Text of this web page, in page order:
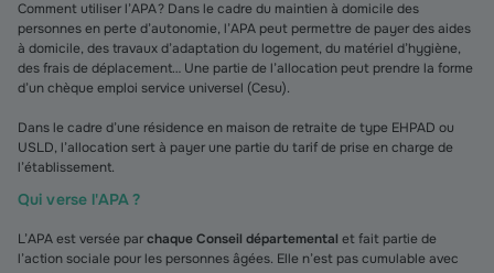
Comment utiliser l’APA ? Dans le cadre du maintien à domicile des
personnes en perte d’autonomie, l’APA peut permettre de payer des aides
à domicile, des travaux d’adaptation du logement, du matériel d’hygiène,
des frais de déplacement… Une partie de l’allocation peut prendre la forme
d’un chèque emploi service universel (Cesu).
Dans le cadre d’une résidence en maison de retraite de type EHPAD ou
USLD, l’allocation sert à payer une partie du tarif de prise en charge de
l’établissement.
Qui verse l'APA ?
L’APA est versée parchaque Conseil départemental et fait partie de
l’action sociale pour les personnes âgées. Elle n’est pas cumulable avec